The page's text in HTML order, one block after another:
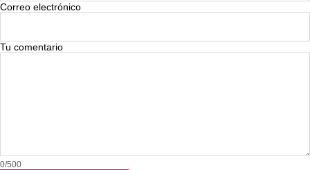
Correo electrónico
Tu comentario
0/500